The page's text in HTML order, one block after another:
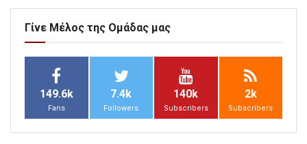
Γίνε Μέλος της Ομάδας μας
149.6k
Fans
7.4k
Followers
140k
Subscribers
2k
Subscribers